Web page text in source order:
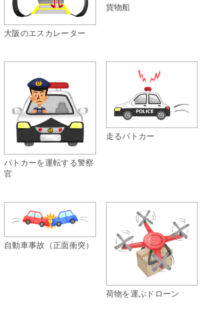
大阪のエスカレーター
貨物船
パトカーを運転する警察
官
走るパトカー
自動車事故（正面衝突）
荷物を運ぶドローン